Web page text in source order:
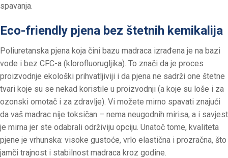
spavanja.
Eco-friendly pjena bez štetnih kemikalija
Poliuretanska pjena koja čini bazu madraca izrađena je na bazi
vode i bez CFC-a (klorofluorugljika). To znači da je proces
proizvodnje ekološki prihvatljiviji i da pjena ne sadrži one štetne
tvari koje su se nekad koristile u proizvodnji (a koje su loše i za
ozonski omotač i za zdravlje). Vi možete mirno spavati znajući
da vaš madrac nije toksičan – nema neugodnih mirisa, a i savjest
je mirna jer ste odabrali održiviju opciju. Unatoč tome, kvaliteta
pjene je vrhunska: visoke gustoće, vrlo elastična i prozračna, što
jamči trajnost i stabilnost madraca kroz godine.